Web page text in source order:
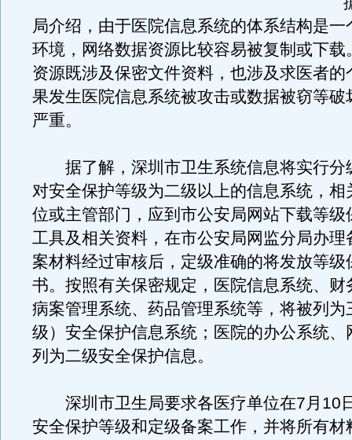
局介绍，由于医院信息系统的体系结构是一
环境，网络数据资源比较容易被复制或下载
资源既涉及保密文件资料，也涉及求医者的
果发生医院信息系统被攻击或数据被窃等破
严重。
据了解，深圳市卫生系统信息将实行分
对安全保护等级为二级以上的信息系统，相
位或主管部门，应到市公安局网站下载等级
工具及相关资料，在市公安局网监分局办理
案材料经过审核后，定级准确的将发放等级
书。按照有关保密规定，医院信息系统、财
病案管理系统、药品管理系统等，将被列为
级）安全保护信息系统；医院的办公系统、
列为二级安全保护信息。
深圳市卫生局要求各医疗单位在7月10
安全保护等级和定级备案工作，并将所有材